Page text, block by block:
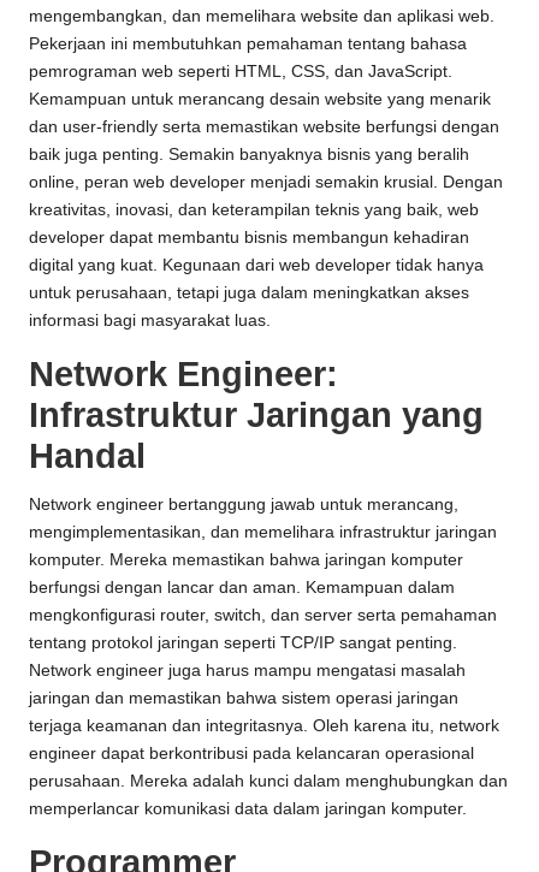
mengembangkan, dan memelihara website dan aplikasi web.
Pekerjaan ini membutuhkan pemahaman tentang bahasa
pemrograman web seperti HTML, CSS, dan JavaScript.
Kemampuan untuk merancang desain website yang menarik
dan user-friendly serta memastikan website berfungsi dengan
baik juga penting. Semakin banyaknya bisnis yang beralih
online, peran web developer menjadi semakin krusial. Dengan
kreativitas, inovasi, dan keterampilan teknis yang baik, web
developer dapat membantu bisnis membangun kehadiran
digital yang kuat. Kegunaan dari web developer tidak hanya
untuk perusahaan, tetapi juga dalam meningkatkan akses
informasi bagi masyarakat luas.
Network Engineer:
Infrastruktur Jaringan yang
Handal
Network engineer bertanggung jawab untuk merancang,
mengimplementasikan, dan memelihara infrastruktur jaringan
komputer. Mereka memastikan bahwa jaringan komputer
berfungsi dengan lancar dan aman. Kemampuan dalam
mengkonfigurasi router, switch, dan server serta pemahaman
tentang protokol jaringan seperti TCP/IP sangat penting.
Network engineer juga harus mampu mengatasi masalah
jaringan dan memastikan bahwa sistem operasi jaringan
terjaga keamanan dan integritasnya. Oleh karena itu, network
engineer dapat berkontribusi pada kelancaran operasional
perusahaan. Mereka adalah kunci dalam menghubungkan dan
memperlancar komunikasi data dalam jaringan komputer.
Programmer